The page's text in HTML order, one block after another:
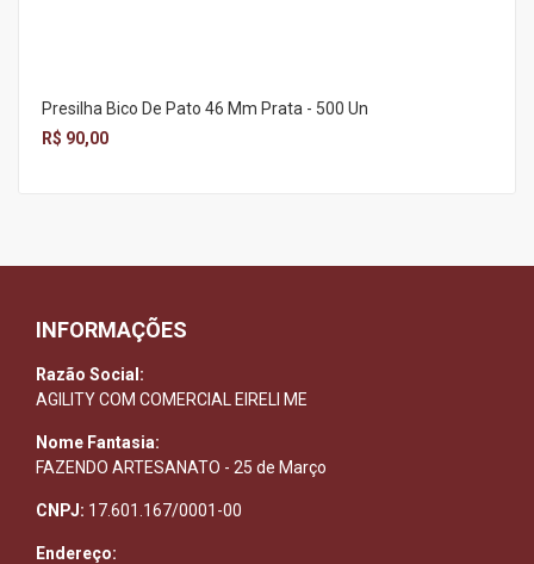
Presilha Bico De Pato 46 Mm Prata - 500 Un
R$ 90,00
INFORMAÇÕES
Razão Social:
AGILITY COM COMERCIAL EIRELI ME
Nome Fantasia:
FAZENDO ARTESANATO - 25 de Março
CNPJ: 17.601.167/0001-00
Endereço: